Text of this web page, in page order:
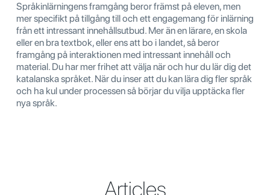
Språkinlärningens framgång beror främst på eleven, men
mer specifikt på tillgång till och ett engagemang för inlärning
från ett intressant innehållsutbud. Mer än en lärare, en skola
eller en bra textbok, eller ens att bo i landet, så beror
framgång på interaktionen med intressant innehåll och
material. Du har mer frihet att välja när och hur du lär dig det
katalanska språket. När du inser att du kan lära dig fler språk
och ha kul under processen så börjar du vilja upptäcka fler
nya språk.
Articles